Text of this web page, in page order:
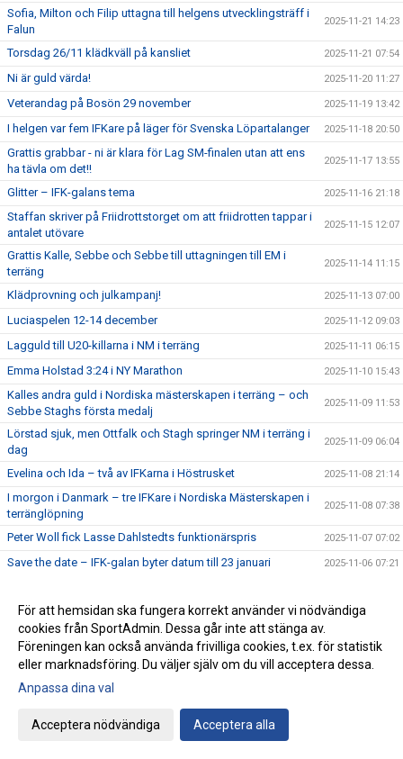
Sofia, Milton och Filip uttagna till helgens utvecklingsträff i
Falun
2025-11-21 14:23
Torsdag 26/11 klädkväll på kansliet 2025-11-21 07:54
Ni är guld värda! 2025-11-20 11:27
Veterandag på Bosön 29 november 2025-11-19 13:42
I helgen var fem IFKare på läger för Svenska Löpartalanger 2025-11-18 20:50
Grattis grabbar - ni är klara för Lag SM-finalen utan att ens
ha tävla om det!!
2025-11-17 13:55
Glitter – IFK-galans tema 2025-11-16 21:18
Staffan skriver på Friidrottstorget om att friidrotten tappar i
antalet utövare
2025-11-15 12:07
Grattis Kalle, Sebbe och Sebbe till uttagningen till EM i
terräng
2025-11-14 11:15
Klädprovning och julkampanj! 2025-11-13 07:00
Luciaspelen 12-14 december 2025-11-12 09:03
Lagguld till U20-killarna i NM i terräng 2025-11-11 06:15
Emma Holstad 3:24 i NY Marathon 2025-11-10 15:43
Kalles andra guld i Nordiska mästerskapen i terräng – och
Sebbe Staghs första medalj
2025-11-09 11:53
Lörstad sjuk, men Ottfalk och Stagh springer NM i terräng i
dag
2025-11-09 06:04
Evelina och Ida – två av IFKarna i Höstrusket 2025-11-08 21:14
I morgon i Danmark – tre IFKare i Nordiska Mästerskapen i
terränglöpning
2025-11-08 07:38
Peter Woll fick Lasse Dahlstedts funktionärspris 2025-11-07 07:02
Save the date – IFK-galan byter datum till 23 januari 2025-11-06 07:21
Så nära var det maximal Daniel-utdelning 2025-11-04 22:56
Årets fjärde Bulle är ute nu 2025-11-03 07:22
IFK tia i SM-pokalen 2025-11-02 23:22
Emma Holstad 1:35 på halvmaran
Terräng-SM: 18 IFK Lidingö-lag i Mix-stafetten
Terräng-SM: Luddes sista lopp i IFKs blåvita tävlingsdräkt
För att hemsidan ska fungera korrekt använder vi nödvändiga
cookies från SportAdmin. Dessa går inte att stänga av.
Föreningen kan också använda frivilliga cookies, t.ex. för statistik
eller marknadsföring. Du väljer själv om du vill acceptera dessa.
Anpassa dina val
Acceptera nödvändiga Acceptera alla